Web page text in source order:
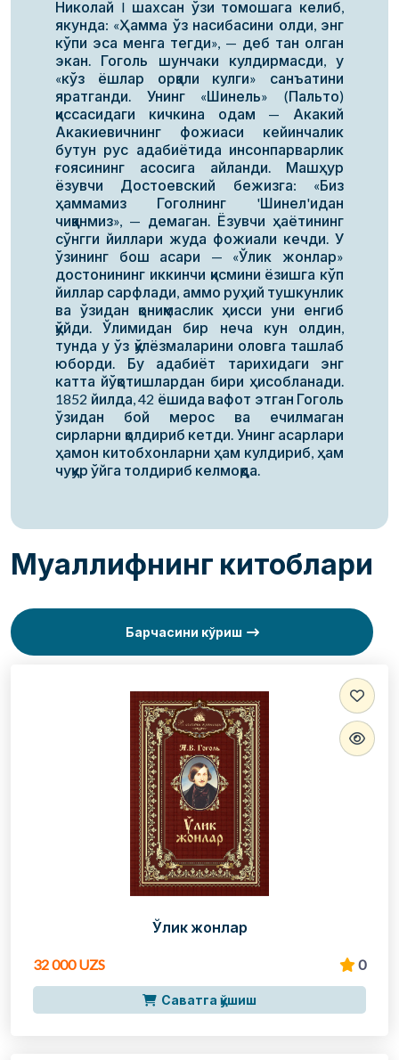
Николай I шахсан ўзи томошага келиб,
якунда: «Ҳамма ўз насибасини олди, энг
кўпи эса менга тегди», — деб тан олган
экан. Гоголь шунчаки кулдирмасди, у
«кўз ёшлар орқали кулги» санъатини
яратганди. Унинг «Шинель» (Пальто)
қиссасидаги кичкина одам — Акакий
Акакиевичнинг фожиаси кейинчалик
бутун рус адабиётида инсонпарварлик
ғоясининг асосига айланди. Машҳур
ёзувчи Достоевский бежизга: «Биз
ҳаммамиз Гоголнинг 'Шинел'идан
чиққанмиз», — демаган. Ёзувчи ҳаётининг
сўнгги йиллари жуда фожиали кечди. У
ўзининг бош асари — «Ўлик жонлар»
достонининг иккинчи қисмини ёзишга кўп
йиллар сарфлади, аммо руҳий тушкунлик
ва ўзидан қониқмаслик ҳисси уни енгиб
қўйди. Ўлимидан бир неча кун олдин,
тунда у ўз қўлёзмаларини оловга ташлаб
юборди. Бу адабиёт тарихидаги энг
катта йўқотишлардан бири ҳисобланади.
1852 йилда, 42 ёшида вафот этган Гоголь
ўзидан бой мерос ва ечилмаган
сирларни қолдириб кетди. Унинг асарлари
ҳамон китобхонларни ҳам кулдириб, ҳам
чуқур ўйга толдириб келмоқда.
Муаллифнинг китоблари
Барчасини кўриш
Ўлик жонлар
32 000 UZS 0
Саватга қўшиш